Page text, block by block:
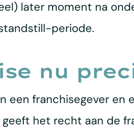
later moment na
periode.
nu
een franchisegever en
geeft het recht aan de